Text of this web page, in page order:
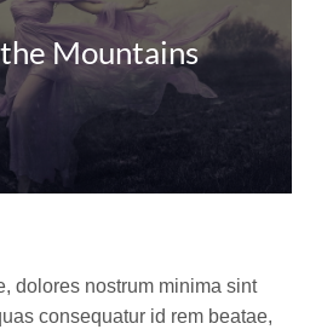
Mountains
dolores nostrum minima sint
consequatur id rem beatae,